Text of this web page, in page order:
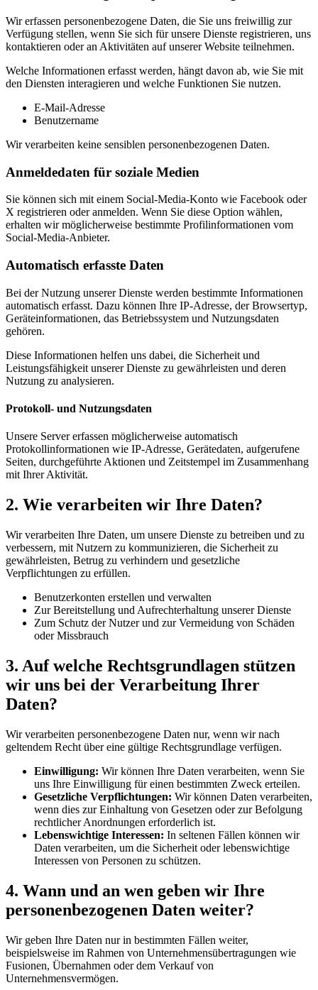
Wir erfassen personenbezogene Daten, die Sie uns freiwillig zur
Verfügung stellen, wenn Sie sich für unsere Dienste registrieren, uns
kontaktieren oder an Aktivitäten auf unserer Website teilnehmen.
Welche Informationen erfasst werden, hängt davon ab, wie Sie mit
den Diensten interagieren und welche Funktionen Sie nutzen.
E-Mail-Adresse
Benutzername
Wir verarbeiten keine sensiblen personenbezogenen Daten.
Anmeldedaten für soziale Medien
Sie können sich mit einem Social-Media-Konto wie Facebook oder
X registrieren oder anmelden. Wenn Sie diese Option wählen,
erhalten wir möglicherweise bestimmte Profilinformationen vom
Social-Media-Anbieter.
Automatisch erfasste Daten
Bei der Nutzung unserer Dienste werden bestimmte Informationen
automatisch erfasst. Dazu können Ihre IP-Adresse, der Browsertyp,
Geräteinformationen, das Betriebssystem und Nutzungsdaten
gehören.
Diese Informationen helfen uns dabei, die Sicherheit und
Leistungsfähigkeit unserer Dienste zu gewährleisten und deren
Nutzung zu analysieren.
Protokoll- und Nutzungsdaten
Unsere Server erfassen möglicherweise automatisch
Protokollinformationen wie IP-Adresse, Gerätedaten, aufgerufene
Seiten, durchgeführte Aktionen und Zeitstempel im Zusammenhang
mit Ihrer Aktivität.
2. Wie verarbeiten wir Ihre Daten?
Wir verarbeiten Ihre Daten, um unsere Dienste zu betreiben und zu
verbessern, mit Nutzern zu kommunizieren, die Sicherheit zu
gewährleisten, Betrug zu verhindern und gesetzliche
Verpflichtungen zu erfüllen.
Benutzerkonten erstellen und verwalten
Zur Bereitstellung und Aufrechterhaltung unserer Dienste
Zum Schutz der Nutzer und zur Vermeidung von Schäden
oder Missbrauch
3. Auf welche Rechtsgrundlagen stützen
wir uns bei der Verarbeitung Ihrer
Daten?
Wir verarbeiten personenbezogene Daten nur, wenn wir nach
geltendem Recht über eine gültige Rechtsgrundlage verfügen.
Einwilligung: Wir können Ihre Daten verarbeiten, wenn Sie
uns Ihre Einwilligung für einen bestimmten Zweck erteilen.
Gesetzliche Verpflichtungen: Wir können Daten verarbeiten,
wenn dies zur Einhaltung von Gesetzen oder zur Befolgung
rechtlicher Anordnungen erforderlich ist.
Lebenswichtige Interessen: In seltenen Fällen können wir
Daten verarbeiten, um die Sicherheit oder lebenswichtige
Interessen von Personen zu schützen.
4. Wann und an wen geben wir Ihre
personenbezogenen Daten weiter?
Wir geben Ihre Daten nur in bestimmten Fällen weiter,
beispielsweise im Rahmen von Unternehmensübertragungen wie
Fusionen, Übernahmen oder dem Verkauf von
Unternehmensvermögen.